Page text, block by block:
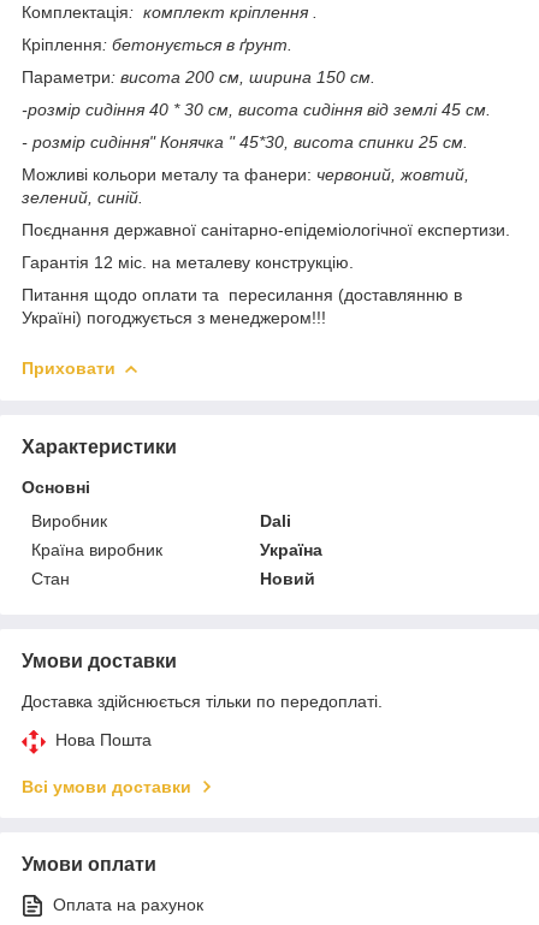
Комплектація: комплект кріплення .
Кріплення: бетонується в ґрунт.
Параметри: висота 200 см, ширина 150 см.
-розмір сидіння 40 * 30 см, висота сидіння від землі 45 см.
- розмір сидіння" Конячка " 45*30, висота спинки 25 см.
Можливі кольори металу та фанери: червоний, жовтий,
зелений, синій.
Поєднання державної санітарно-епідеміологічної експертизи.
Гарантія 12 міс. на металеву конструкцію.
Питання щодо оплати та пересилання (доставлянню в
Україні) погоджується з менеджером!!!
Приховати
Характеристики
Основні
Виробник
Dali
Країна виробник
Україна
Стан
Новий
Умови доставки
Доставка здійснюється тільки по передоплаті.
Нова Пошта
Всі умови доставки
Умови оплати
Оплата на рахунок